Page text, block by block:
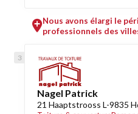
Nous avons élargi le
professionnels des
Nagel Patrick
21 Haaptstrooss L-9835